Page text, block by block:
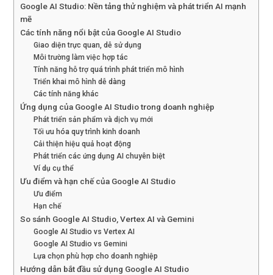
Google AI Studio: Nền tảng thử nghiệm và phát triển AI mạnh
mẽ
Các tính năng nổi bật của Google AI Studio
Giao diện trực quan, dễ sử dụng
Môi trường làm việc hợp tác
Tính năng hỗ trợ quá trình phát triển mô hình
Triển khai mô hình dễ dàng
Các tính năng khác
Ứng dụng của Google AI Studio trong doanh nghiệp
Phát triển sản phẩm và dịch vụ mới
Tối ưu hóa quy trình kinh doanh
Cải thiện hiệu quả hoạt động
Phát triển các ứng dụng AI chuyên biệt
Ví dụ cụ thể
Ưu điểm và hạn chế của Google AI Studio
Ưu điểm
Hạn chế
So sánh Google AI Studio, Vertex AI và Gemini
Google AI Studio vs Vertex AI
Google AI Studio vs Gemini
Lựa chọn phù hợp cho doanh nghiệp
Hướng dẫn bắt đầu sử dụng Google AI Studio